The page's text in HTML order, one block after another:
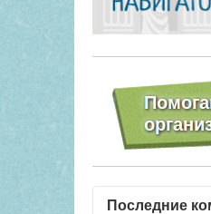
Последние